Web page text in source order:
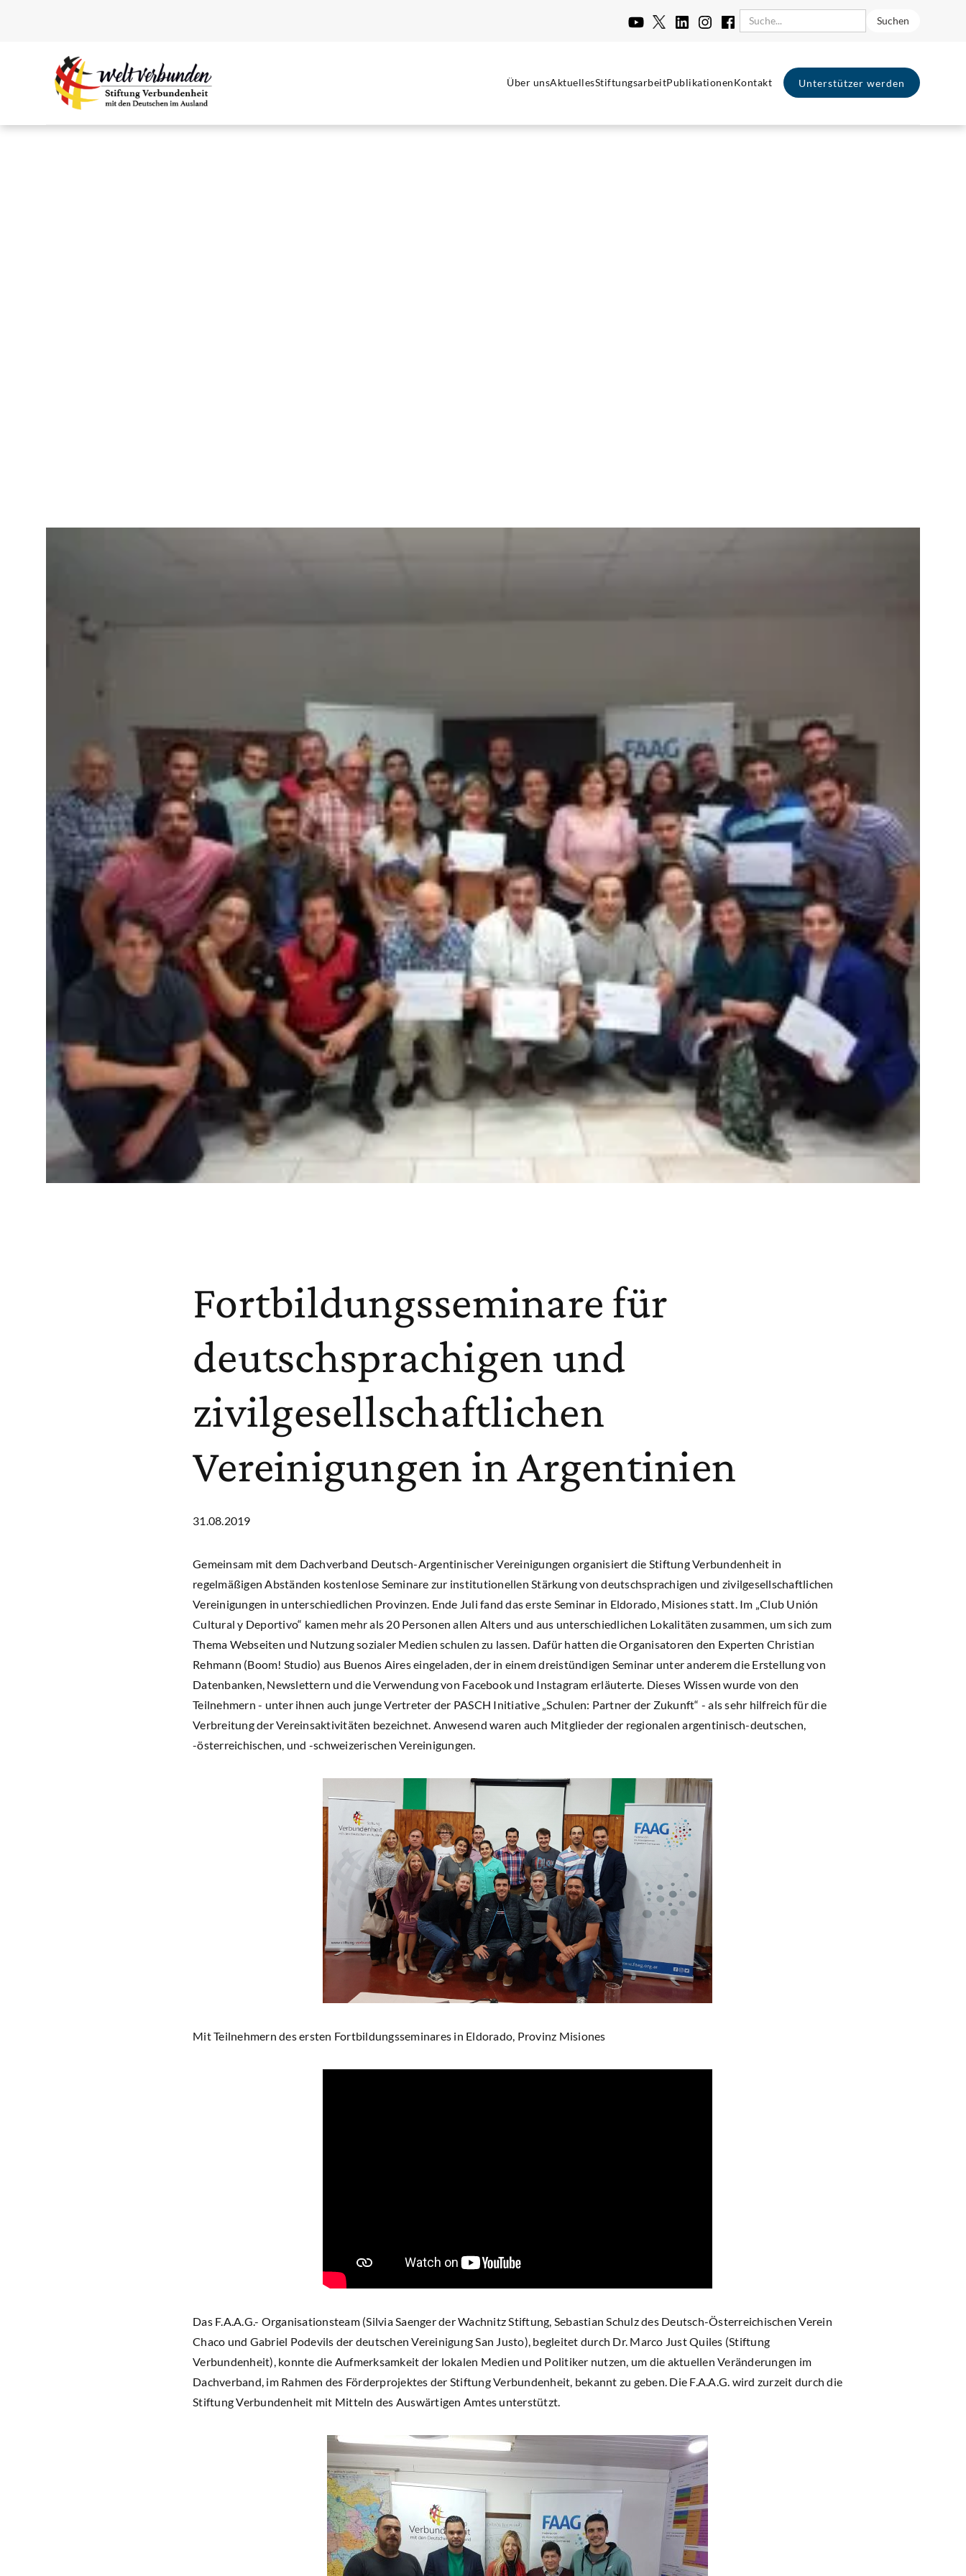
Über unsAktuellesStiftungsarbeitPublikationenKontakt Unterstützer werden
Fortbildungsseminare für
deutschsprachigen und
zivilgesellschaftlichen
Vereinigungen in Argentinien
31.08.2019
Gemeinsam mit dem Dachverband Deutsch-Argentinischer Vereinigungen organisiert die Stiftung Verbundenheit in
regelmäßigen Abständen kostenlose Seminare zur institutionellen Stärkung von deutschsprachigen und zivilgesellschaftlichen
Vereinigungen in unterschiedlichen Provinzen. Ende Juli fand das erste Seminar in Eldorado, Misiones statt. Im „Club Unión
Cultural y Deportivo“ kamen mehr als 20 Personen allen Alters und aus unterschiedlichen Lokalitäten zusammen, um sich zum
Thema Webseiten und Nutzung sozialer Medien schulen zu lassen. Dafür hatten die Organisatoren den Experten Christian
Rehmann (Boom! Studio) aus Buenos Aires eingeladen, der in einem dreistündigen Seminar unter anderem die Erstellung von
Datenbanken, Newslettern und die Verwendung von Facebook und Instagram erläuterte. Dieses Wissen wurde von den
Teilnehmern - unter ihnen auch junge Vertreter der PASCH Initiative „Schulen: Partner der Zukunft“ - als sehr hilfreich für die
Verbreitung der Vereinsaktivitäten bezeichnet. Anwesend waren auch Mitglieder der regionalen argentinisch-deutschen,
-österreichischen, und -schweizerischen Vereinigungen.
Mit Teilnehmern des ersten Fortbildungsseminares in Eldorado, Provinz Misiones
Das F.A.A.G.- Organisationsteam (Silvia Saenger der Wachnitz Stiftung, Sebastian Schulz des Deutsch-Österreichischen Verein
Chaco und Gabriel Podevils der deutschen Vereinigung San Justo), begleitet durch Dr. Marco Just Quiles (Stiftung
Verbundenheit), konnte die Aufmerksamkeit der lokalen Medien und Politiker nutzen, um die aktuellen Veränderungen im
Dachverband, im Rahmen des Förderprojektes der Stiftung Verbundenheit, bekannt zu geben. Die F.A.A.G. wird zurzeit durch die
Stiftung Verbundenheit mit Mitteln des Auswärtigen Amtes unterstützt.